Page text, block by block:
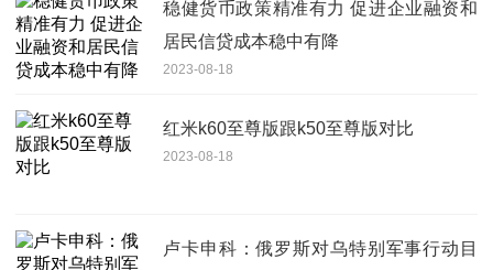
稳健货币政策精准有力 促进企业融资和
居民信贷成本稳中有降
2023-08-18
红米k60至尊版跟k50至尊版对比
2023-08-18
卢卡申科：俄罗斯对乌特别军事行动目